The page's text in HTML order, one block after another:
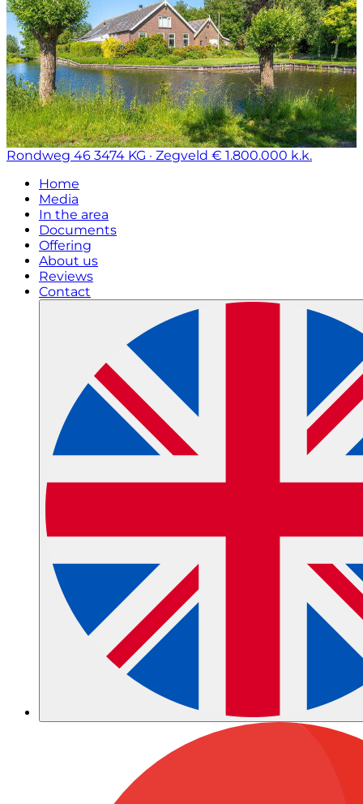
Rondweg 46 3474 KG · Zegveld € 1.800.000 k.k.
Home
Media
In the area
Documents
Offering
About us
Reviews
Contact